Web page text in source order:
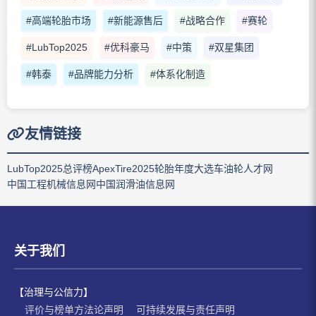
#高端轮胎市场 #新能源售后 #战略合作 #赛轮
#LubTop2025 #优科豪马 #中策 #双星集团
#韩泰 #品牌能力分析 #体系化制造
友情链接
LubTop2025总评榜ApexTire2025轮胎年度大选车油轮人才网
中国工程机械信息网中国润滑油信息网
关于我们
【治理与公信力】
评价与榜单方法论声明
可持续发展与责任声明